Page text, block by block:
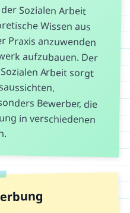
Sozialen Arbeit
Wissen aus
anzuwenden
aufzubauen. Der
Arbeit sorgt
Bewerber, die
in verschiedenen